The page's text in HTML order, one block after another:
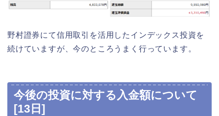
野村證券にて信用取引を活用したインデックス投資を
続けていますが、今のところうまく行っています。
今後の投資に対する入金額について
[13日]